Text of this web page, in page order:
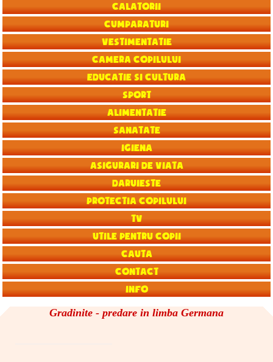
Calatorii
Cumparaturi
Vestimentatie
Camera copilului
Educatie si Cultura
Sport
Alimentatie
Sanatate
Igiena
Asigurari de viata
Daruieste
Protectia copilului
TV
Utile pentru copii
Cauta
Contact
Info
Gradinite - predare in limba Germana